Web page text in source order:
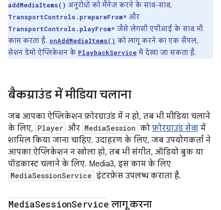
addMediaItems() अनुरोधों को मैनेज करने के साथ-साथ,
TransportControls.prepareFrom* और
TransportControls.playFrom* जैसे लेगसी एपीआई के साथ भी
काम करता है. onAddMediaItems() को लागू करने का एक सैंपल,
सेशन डेमो ऐप्लिकेशन के PlaybackService में देखा जा सकता है.
बैकग्राउंड में मीडिया चलाना
जब आपका ऐप्लिकेशन फ़ोरग्राउंड में न हो, तब भी मीडिया चलाने
के लिए, Player और MediaSession को फ़ोरग्राउंड सेवा में
शामिल किया जाना चाहिए. उदाहरण के लिए, जब उपयोगकर्ता ने
आपका ऐप्लिकेशन न खोला हो, तब भी संगीत, ऑडियो बुक या
पॉडकास्ट चलाने के लिए. Media3, इस काम के लिए
MediaSessionService इंटरफ़ेस उपलब्ध कराता है.
MediaSessionService लागू करना